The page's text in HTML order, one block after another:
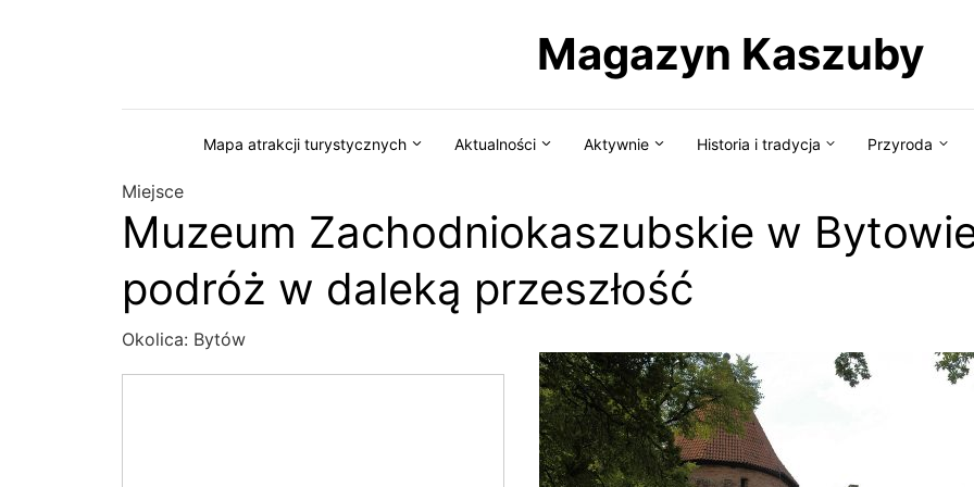
Magazyn Kaszuby
Mapa atrakcji turystycznych Aktualności Aktywnie Historia i tradycja Przyroda
Miejsce
Muzeum Zachodniokaszubskie w
podróż w daleką przeszłość
Okolica: Bytów